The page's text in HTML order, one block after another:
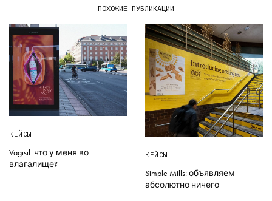
ПОХОЖИЕ ПУБЛИКАЦИИ
КЕЙСЫ
Vagisil: что у меня во
влагалище?
КЕЙСЫ
Simple Mills: объявляем
абсолютно ничего